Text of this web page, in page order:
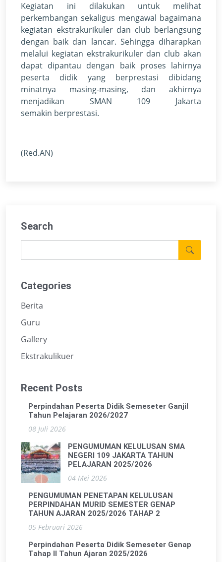
Kegiatan ini dilakukan untuk melihat
perkembangan sekaligus mengawal bagaimana
kegiatan ekstrakurikuler dan club berlangsung
dengan baik dan lancar. Sehingga diharapkan
melalui kegiatan ekstrakurikuler dan club akan
dapat dipantau dengan baik proses lahirnya
peserta didik yang berprestasi dibidang
minatnya masing-masing, dan akhirnya
menjadikan SMAN 109 Jakarta
semakin berprestasi.
(Red.AN)
Search
Categories
Berita
Guru
Gallery
Ekstrakulikuer
Recent Posts
Perpindahan Peserta Didik Semeseter Ganjil
Tahun Pelajaran 2026/2027
08 Juli 2026
PENGUMUMAN KELULUSAN SMA
NEGERI 109 JAKARTA TAHUN
PELAJARAN 2025/2026
04 Mei 2026
PENGUMUMAN PENETAPAN KELULUSAN
PERPINDAHAN MURID SEMESTER GENAP
TAHUN AJARAN 2025/2026 TAHAP 2
05 Februari 2026
Perpindahan Peserta Didik Semeseter Genap
Tahap II Tahun Ajaran 2025/2026